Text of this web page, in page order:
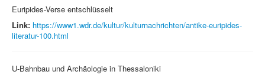
Euripides-Verse entschlüsselt
Link: https://www1.wdr.de/kultur/kulturnachrichten/antike-euripides-
literatur-100.html
U-Bahnbau und Archäologie in Thessaloniki